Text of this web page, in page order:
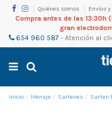
Quiénes somos Envíos
Compra antes de las 13:30h
gran
654 960 587 - Atención al
Inicio Menaje Sartenes Sarten